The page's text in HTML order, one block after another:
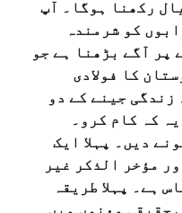
رکھنا ہوگا۔ آپ
کو شرمندہ
پر آگے بڑھنا ہے جو
کا فولادی
زندگی جینے کے دو
کہ کام کرو۔
دیں۔ پہلا ایک
مؤخر الذکر غیر
ہے۔ پہلا طریقہ
حقیقی معنوں میں